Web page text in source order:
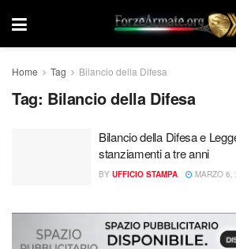
Home Tag Bilancio della Difesa
Tag: Bilancio della Difesa
Bilancio della Difesa e
stanziamenti a tre anni
BY UFFICIO STAMPA MARZO 6,